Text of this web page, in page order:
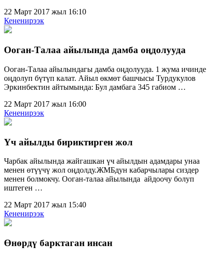
22 Март 2017 жыл 16:10
Кененирээк
Ооган-Талаа айылында дамба оңдолууда
Ооган-Талаа айылындагы дамба оңдолууда. 1 жума ичинде
оңдолуп бүтүп калат. Айыл өкмөт башчысы Турдукулов
Эркинбектин айтымында: Бул дамбага 345 габиом …
22 Март 2017 жыл 16:00
Кененирээк
Үч айылды бириктирген жол
Чарбак айылында жайгашкан үч айылдын адамдары унаа
менен өтүүчү жол оңдолду.ЖМБдун кабарчылары сиздер
менен болмокчу. Ооган-талаа айылында айдоочу болуп
иштеген …
22 Март 2017 жыл 15:40
Кененирээк
Өнөрдү барктаган инсан